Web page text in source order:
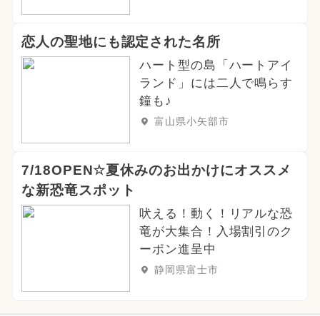
恋人の聖地にも認定された名所
ハート型の島「ハートアイ
ランド」には二人で鳴らす
鐘も♪
富山県小矢部市
7/18OPEN☆夏休みのお出かけにオススメ
な新恐竜スポット
吠える！動く！リアルな恐
竜が大集合！入場割引のク
ーポン進呈中
静岡県富士市